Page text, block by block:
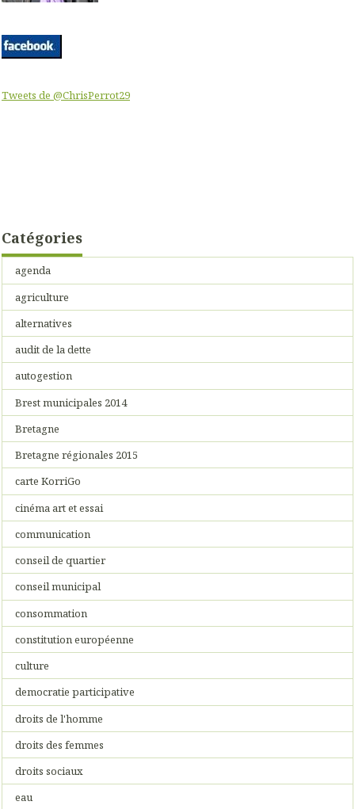
Tweets de @ChrisPerrot29
Catégories
agenda
agriculture
alternatives
audit de la dette
autogestion
Brest municipales 2014
Bretagne
Bretagne régionales 2015
carte KorriGo
cinéma art et essai
communication
conseil de quartier
conseil municipal
consommation
constitution européenne
culture
democratie participative
droits de l'homme
droits des femmes
droits sociaux
eau